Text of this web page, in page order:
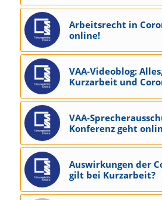
Arbeitsrecht in
online!
VAA-Videoblog:
Kurzarbeit und
VAA-
Konferenz geht
Auswirkungen der
gilt bei Kurzarbeit?